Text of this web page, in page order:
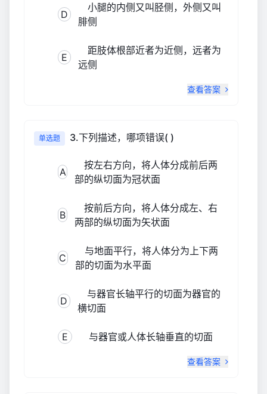
D
小腿的内侧又叫胫侧，外侧又叫
腓侧
E
距肢体根部近者为近侧，远者为
远侧
查看答案
单选题 3.下列描述，哪项错误( )
A
按左右方向，将人体分成前后两
部的纵切面为冠状面
B
按前后方向，将人体分成左、右
两部的纵切面为矢状面
C
与地面平行，将人体分为上下两
部的切面为水平面
D
与器官长轴平行的切面为器官的
横切面
E 与器官或人体长轴垂直的切面
查看答案